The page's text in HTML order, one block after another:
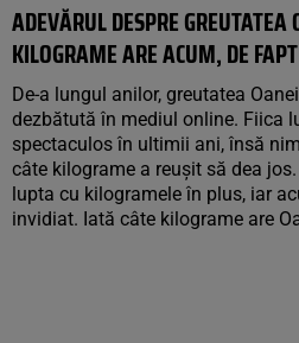
ADEVĂRUL DESPRE
KILOGRAME ARE ACUM, DE FAPT
De-a lungul anilor, greutatea
dezbătută în mediul online. Fiica
spectaculos în ultimii ani, însă
câte kilograme a reușit să dea
lupta cu kilogramele în plus, iar
invidiat. Iată câte kilograme are